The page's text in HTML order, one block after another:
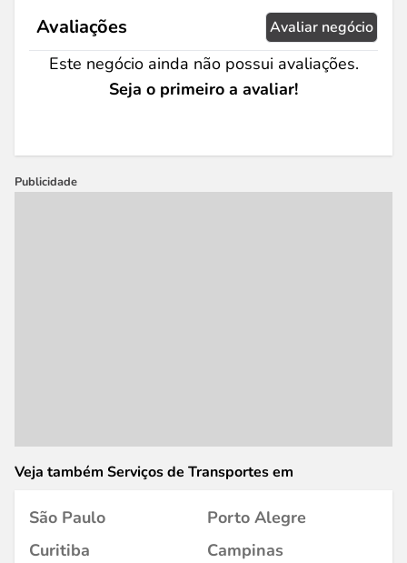
Avaliações Avaliar negócio
Este negócio ainda não possui avaliações.
Seja o primeiro a avaliar!
Publicidade
Veja também Serviços de Transportes em
São Paulo
Porto Alegre
Curitiba
Campinas